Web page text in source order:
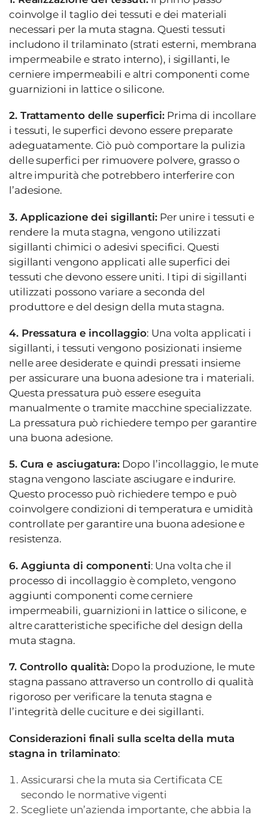
coinvolge il taglio dei tessuti e dei materiali
necessari per la muta stagna. Questi tessuti
includono il trilaminato (strati esterni, membrana
impermeabile e strato interno), i sigillanti, le
cerniere impermeabili e altri componenti come
guarnizioni in lattice o silicone.
2. Trattamento delle superfici:Prima di incollare
i tessuti, le superfici devono essere preparate
adeguatamente. Ciò può comportare la pulizia
delle superfici per rimuovere polvere, grasso o
altre impurità che potrebbero interferire con
l’adesione.
3. Applicazione dei sigillanti:Per unire i tessuti e
rendere la muta stagna, vengono utilizzati
sigillanti chimici o adesivi specifici. Questi
sigillanti vengono applicati alle superfici dei
tessuti che devono essere uniti. I tipi di sigillanti
utilizzati possono variare a seconda del
produttore e del design della muta stagna.
4. Pressatura e incollaggio: Una volta applicati i
sigillanti, i tessuti vengono posizionati insieme
nelle aree desiderate e quindi pressati insieme
per assicurare una buona adesione tra i materiali.
Questa pressatura può essere eseguita
manualmente o tramite macchine specializzate.
La pressatura può richiedere tempo per garantire
una buona adesione.
5. Cura e asciugatura:Dopo l’incollaggio, le mute
stagna vengono lasciate asciugare e indurire.
Questo processo può richiedere tempo e può
coinvolgere condizioni di temperatura e umidità
controllate per garantire una buona adesione e
resistenza.
6. Aggiunta di componenti: Una volta che il
processo di incollaggio è completo, vengono
aggiunti componenti come cerniere
impermeabili, guarnizioni in lattice o silicone, e
altre caratteristiche specifiche del design della
muta stagna.
7. Controllo qualità:Dopo la produzione, le mute
stagna passano attraverso un controllo di qualità
rigoroso per verificare la tenuta stagna e
l’integrità delle cuciture e dei sigillanti.
Considerazioni finali sulla scelta della muta
stagna in trilaminato:
Assicurarsi che la muta sia Certificata CE
secondo le normative vigenti
Scegliete un’azienda importante, che abbia la